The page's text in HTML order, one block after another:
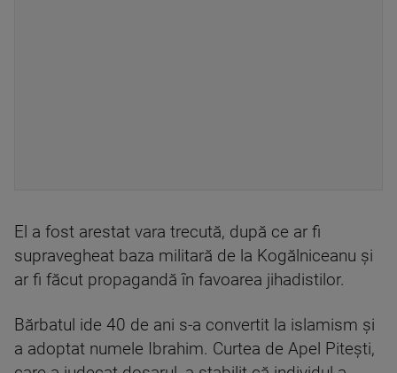
El a fost arestat vara trecută, după ce ar fi
supravegheat baza militară de la Kogălniceanu şi
ar fi făcut propagandă în favoarea jihadistilor.
Bărbatul ide 40 de ani s-a convertit la islamism şi
a adoptat numele Ibrahim. Curtea de Apel Piteşti,